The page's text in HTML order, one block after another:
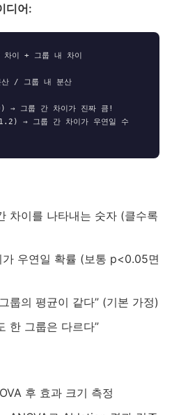
디어:
차이 + 그룹 내 차이
산 / 그룹 내 분산
→ 그룹 간 차이가 진짜 큼!
→ 그룹 간 차이가 우연일 수
차이를 나타내는 숫자 (클수록
가 우연일 확률 (보통 p<0.05면
룹의 평균이 같다” (기본 가정)
한 그룹은 다르다”
후 효과 크기 측정